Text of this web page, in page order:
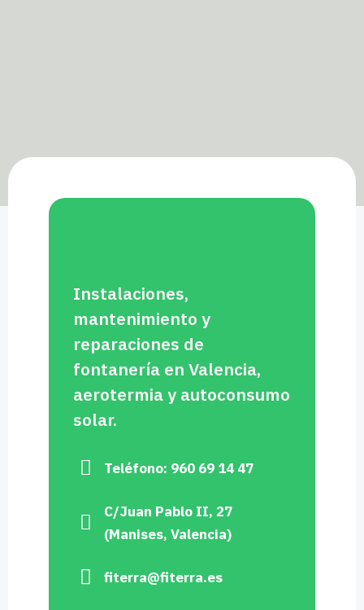
Instalaciones,
mantenimiento y
reparaciones de
fontanería en Valencia,
aerotermia y autoconsumo
solar.
Teléfono: 960 69 14 47
C/Juan Pablo II, 27
(Manises, Valencia)
fiterra@fiterra.es